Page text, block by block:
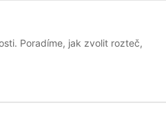
Poradíme, jak zvolit rozteč,